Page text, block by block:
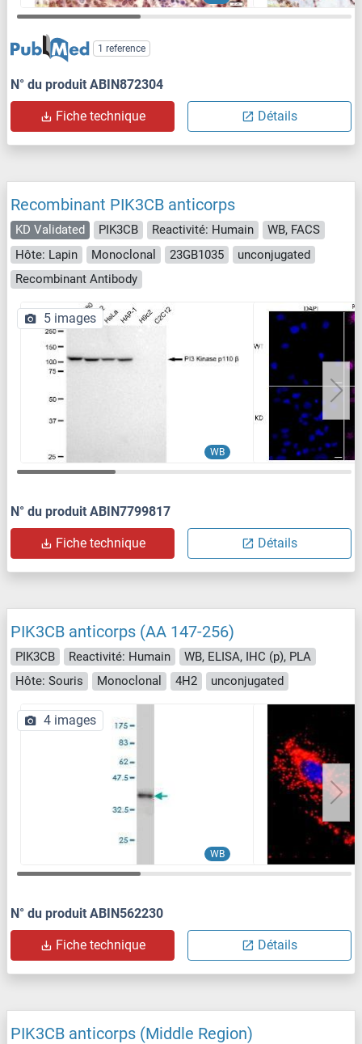
1 reference
N° du produit ABIN872304
Fiche technique Détails
Recombinant PIK3CB anticorps
KD Validated PIK3CB Reactivité: Humain
WB, FACS
Hôte: Lapin
Monoclonal 23GB1035
unconjugated
Recombinant Antibody
WB
5 images
N° du produit ABIN7799817
Fiche technique Détails
PIK3CB anticorps (AA 147-256)
PIK3CB Reactivité: Humain
WB, ELISA, IHC (p), PLA
Hôte: Souris
Monoclonal 4H2 unconjugated
WB
4 images
N° du produit ABIN562230
Fiche technique Détails
PIK3CB anticorps (Middle Region)